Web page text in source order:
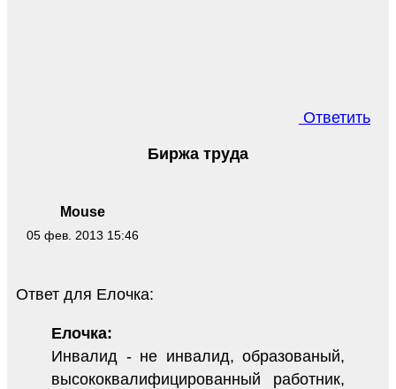
Ответить
Mouse
05 фев. 2013 15:46
Биржа труда
Ответ для Елочка:
Елочка:
Инвалид - не инвалид, образованый,
высококвалифицированный работник,